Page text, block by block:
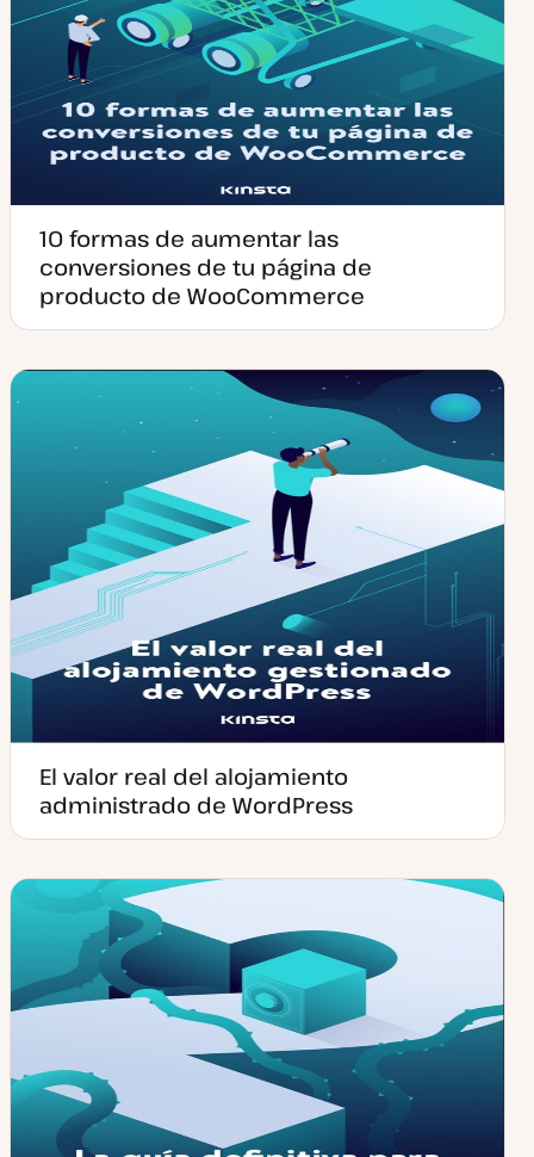
10 formas de aumentar las
conversiones de tu página de
producto de WooCommerce
El valor real del alojamiento
administrado de WordPress